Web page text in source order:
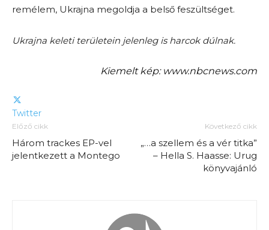
remélem, Ukrajna megoldja a belső feszültséget.
Ukrajna keleti területein jelenleg is harcok dúlnak.
Kiemelt kép: www.nbcnews.com
Twitter
Előző cikk
Három trackes EP-vel
jelentkezett a Montego
Következő cikk
„…a szellem és a vér titka”
– Hella S. Haasse: Urug
könyvajánló